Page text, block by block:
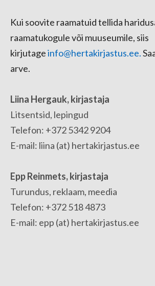
Kui soovite raamatuid tellida
raamatukogule või muuseumile, siis
kirjutageinfo@hertakirjastus.ee.
arve.
Liina Hergauk, kirjastaja
Litsentsid, lepingud
Telefon: +372 5342 9204
E-mail: liina (at) hertakirjastus.ee
Epp Reinmets, kirjastaja
Turundus, reklaam, meedia
Telefon: +372 518 4873
E-mail: epp (at) hertakirjastus.ee